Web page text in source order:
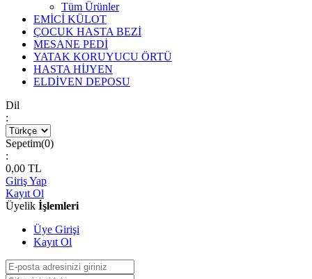
Tüm Ürünler
EMİCİ KÜLOT
ÇOCUK HASTA BEZİ
MESANE PEDİ
YATAK KORUYUCU ÖRTÜ
HASTA HİJYEN
ELDİVEN DEPOSU
Dil
:
Sepetim(0)
:
0,00 TL
Giriş Yap
Kayıt Ol
Üyelik İşlemleri
Üye Girişi
Kayıt Ol